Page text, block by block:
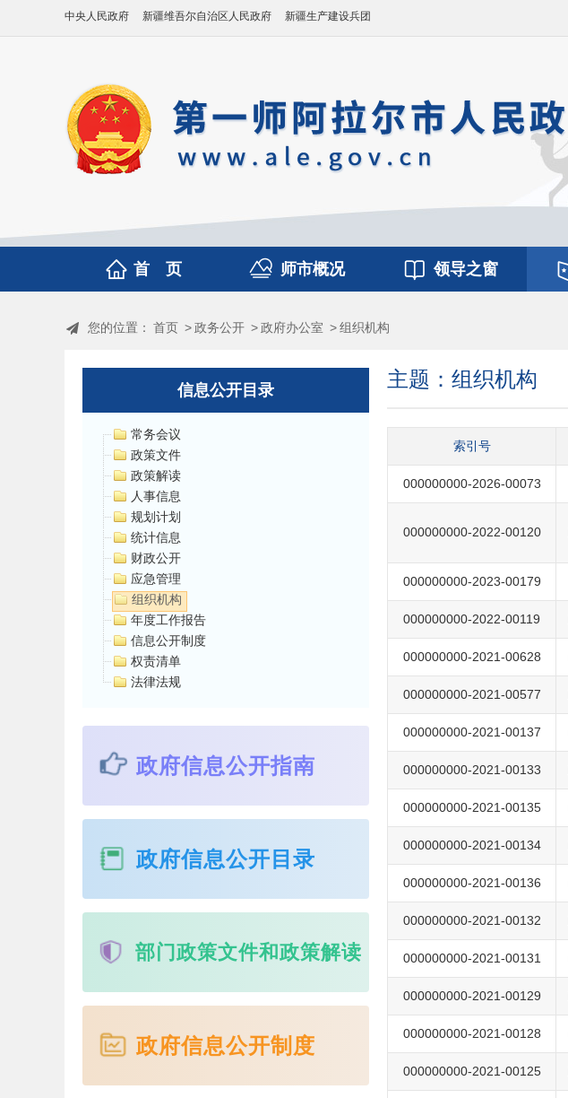
中央人民政府 新疆维吾尔自治区人民政府 新疆生产建设兵团
首 页 师市概况 领导之窗
您的位置： 首页 >政务公开 >政府办公室 >组织机构
信息公开目录
常务会议
政策文件
政策解读
人事信息
规划计划
统计信息
财政公开
应急管理
组织机构
年度工作报告
信息公开制度
权责清单
法律法规
政府信息公开指南
政府信息公开目录
部门政策文件和政策解读
政府信息公开制度
主题：组织机构
索引号
000000000-2026-00073
000000000-2022-00120
000000000-2023-00179
000000000-2022-00119
000000000-2021-00628
000000000-2021-00577
000000000-2021-00137
000000000-2021-00133
000000000-2021-00135
000000000-2021-00134
000000000-2021-00136
000000000-2021-00132
000000000-2021-00131
000000000-2021-00129
000000000-2021-00128
000000000-2021-00125